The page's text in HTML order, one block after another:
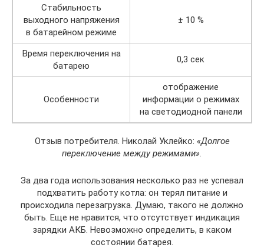
Стабильность
выходного напряжения
в батарейном режиме
± 10 %
Время переключения на
батарею
0,3 сек
Особенности
отображение
информации о режимах
на светодиодной панели
Отзыв потребителя. Николай Уклейко: «Долгое
переключение между режимами».
За два года использования несколько раз не успевал
подхватить работу котла: он терял питание и
происходила перезагрузка. Думаю, такого не должно
быть. Еще не нравится, что отсутствует индикация
зарядки АКБ. Невозможно определить, в каком
состоянии батарея.